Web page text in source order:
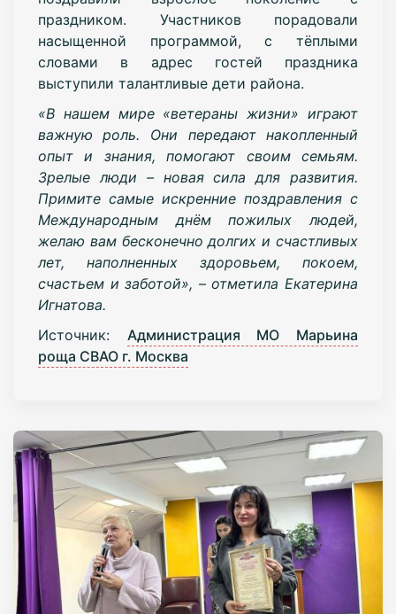
праздником. Участников порадовали
насыщенной программой, с тёплыми
словами в адрес гостей праздника
выступили талантливые дети района.
«В нашем мире «ветераны жизни» играют
важную роль. Они передают накопленный
опыт и знания, помогают своим семьям.
Зрелые люди – новая сила для развития.
Примите самые искренние поздравления с
Международным днём пожилых людей,
желаю вам бесконечно долгих и счастливых
лет, наполненных здоровьем, покоем,
счастьем и заботой», – отметила Екатерина
Игнатова.
Источник: Администрация МО Марьина
роща СВАО г. Москва